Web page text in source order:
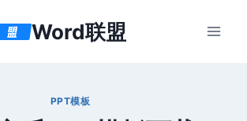
Word联盟
PPT模板